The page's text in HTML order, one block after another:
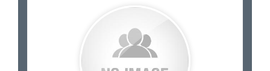
Junta Local Desarrollo